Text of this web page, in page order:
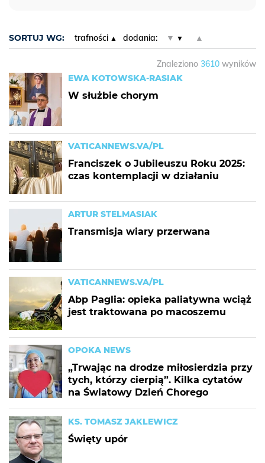
SORTUJ WG: trafności dodania: ▼ ▲
Znaleziono 3610 wyników
EWA KOTOWSKA-RASIAK
W służbie chorym
VATICANNEWS.VA/PL
Franciszek o Jubileuszu Roku 2025:
czas kontemplacji w działaniu
ARTUR STELMASIAK
Transmisja wiary przerwana
VATICANNEWS.VA/PL
Abp Paglia: opieka paliatywna wciąż
jest traktowana po macoszemu
OPOKA NEWS
„Trwając na drodze miłosierdzia przy
tych, którzy cierpią”. Kilka cytatów
na Światowy Dzień Chorego
KS. TOMASZ JAKLEWICZ
Święty upór